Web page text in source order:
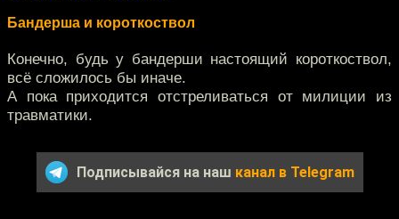
Бандерша и короткоствол
Конечно, будь у бандерши настоящий короткоствол,
всё сложилось бы иначе.
А пока приходится отстреливаться от милиции из
травматики.
Подписывайся на наш канал в Telegram